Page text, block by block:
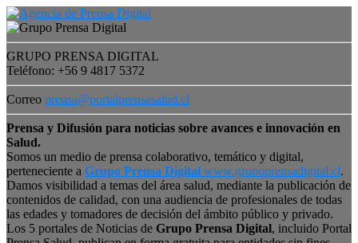
GRUPO PRENSA DIGITAL
Teléfono: +56 9 4817 5372
Correo prensa@portalprensasalud.cl
Prensa y Difusión para noticias sobre avances e innovación en
Salud.
Somos un medio de prensa colaborativo, temático y digital,
perteneciente a Grupo Prensa Digital www.grupoprensadigital.cl.
Damos visibilidad a temas del área salud, mediante la publicación de
contenidos de calidad, con una audiencia de profesionales de todas
las edades y tomadores de decisión del ámbito público y privado.
Los 5 portales de Noticias de Grupo Prensa Digital, incluido Portal